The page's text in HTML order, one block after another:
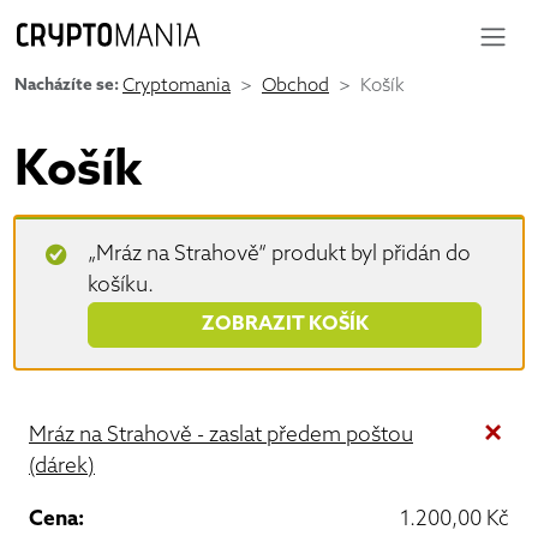
Nacházíte se: Cryptomania Obchod Košík
Košík
„Mráz na Strahově“ produkt byl přidán do
košíku.
ZOBRAZIT KOŠÍK
×
Mráz na Strahově - zaslat předem poštou
(dárek)
1.200,00 Kč